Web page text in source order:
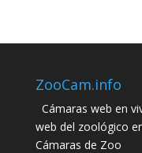
ZooCam.info
Cámaras web en
web del zoológico
Cámaras de Zoo